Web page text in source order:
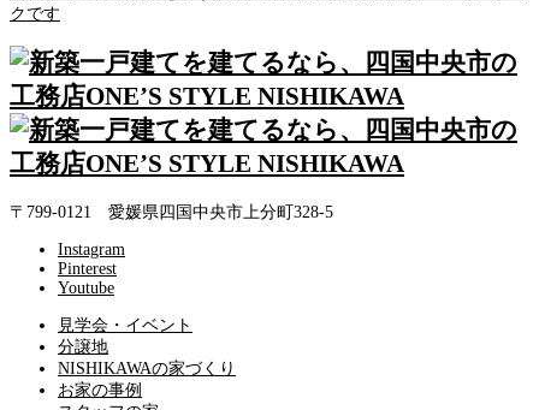
〒799-0121 愛媛県四国中央市上分町328-5
Instagram
Pinterest
Youtube
見学会・イベント
分譲地
NISHIKAWAの家づくり
お家の事例